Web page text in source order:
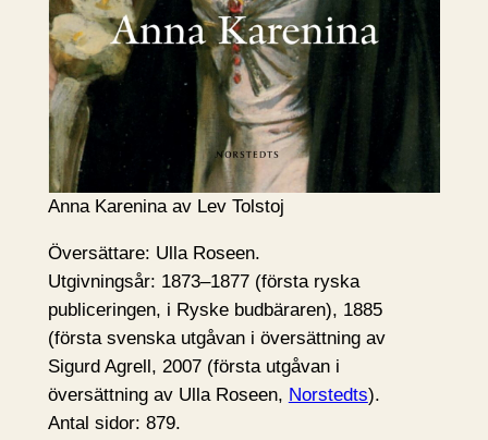
Anna Karenina av Lev Tolstoj
Översättare: Ulla Roseen.
Utgivningsår: 1873–1877 (första ryska
publiceringen, i Ryske budbäraren), 1885
(första svenska utgåvan i översättning av
Sigurd Agrell, 2007 (första utgåvan i
översättning av Ulla Roseen, Norstedts).
Antal sidor: 879.